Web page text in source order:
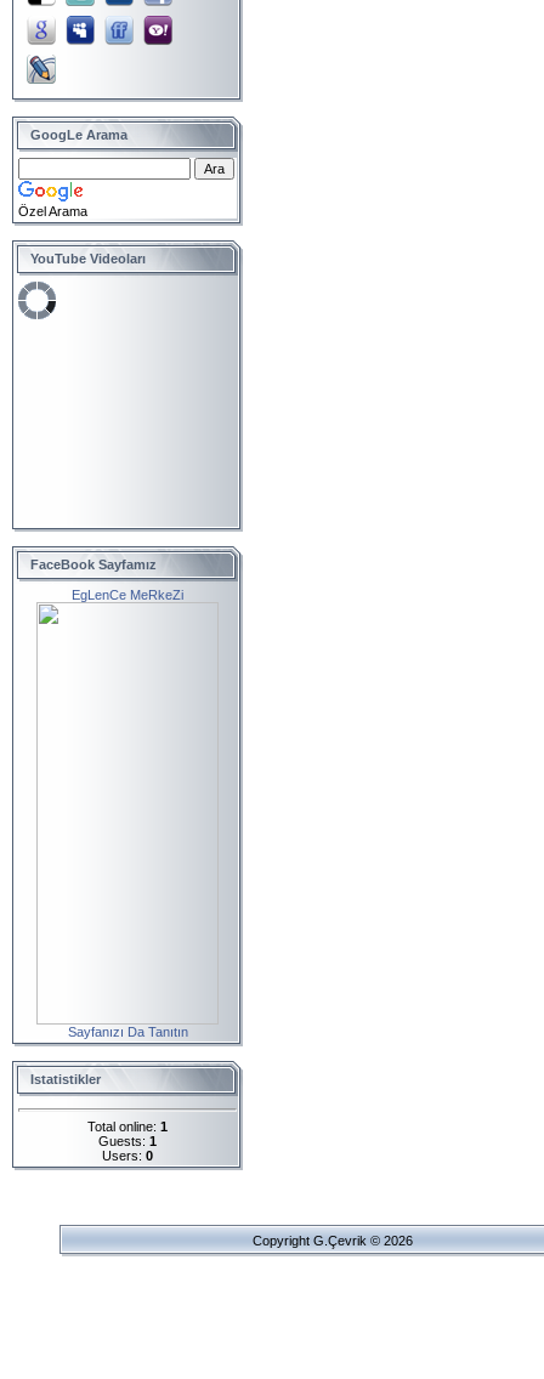
GoogLe Arama
Özel Arama
YouTube Videoları
FaceBook Sayfamız
EgLenCe MeRkeZi
Sayfanızı Da Tanıtın
Istatistikler
Total online: 1
Guests: 1
Users: 0
Copyright G.Çevrik © 2026